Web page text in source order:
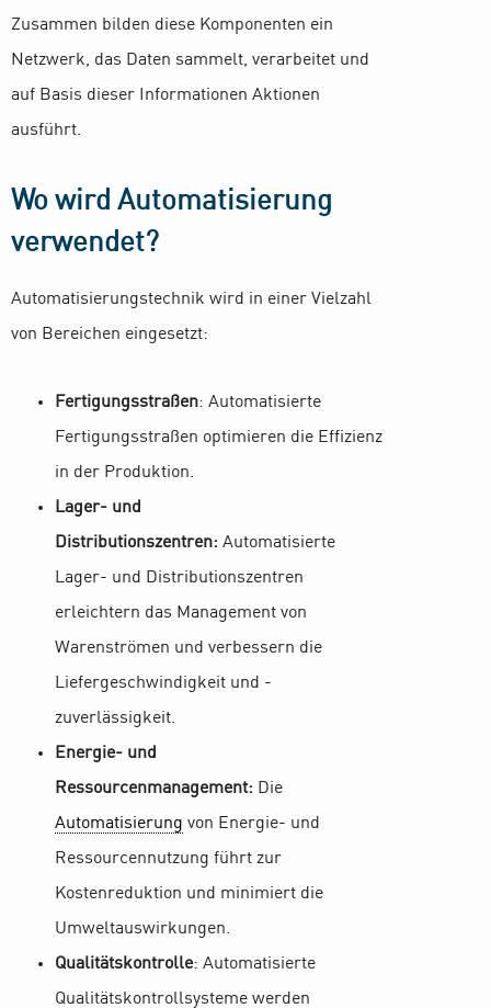
Zusammen bilden diese Komponenten ein
Netzwerk, das Daten sammelt, verarbeitet und
auf Basis dieser Informationen Aktionen
ausführt.
Wo wird Automatisierung
verwendet?
Automatisierungstechnik wird in einer Vielzahl
von Bereichen eingesetzt:
Fertigungsstraßen: Automatisierte
Fertigungsstraßen optimieren die Effizienz
in der Produktion.
Lager- und
Distributionszentren: Automatisierte
Lager- und Distributionszentren
erleichtern das Management von
Warenströmen und verbessern die
Liefergeschwindigkeit und -
zuverlässigkeit.
Energie- und
Ressourcenmanagement: Die
Automatisierung von Energie- und
Ressourcennutzung führt zur
Kostenreduktion und minimiert die
Umweltauswirkungen.
Qualitätskontrolle: Automatisierte
Qualitätskontrollsysteme werden